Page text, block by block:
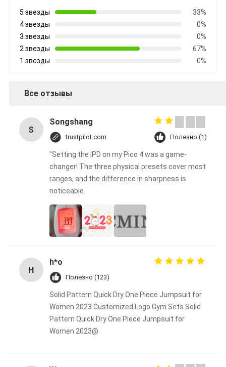
5 звезды
33%
4 звезды
0%
3 звезды
0%
2 звезды
67%
1 звезды
0%
Все отзывы
S
Songshang
trustpilot.com Полезно (1)
"Setting the IPD on my Pico 4 was a game-
changer! The three physical presets cover most
ranges, and the difference in sharpness is
noticeable.
H
h*o
Полезно (123)
Solid Pattern Quick Dry One Piece Jumpsuit for
Women 2023 Customized Logo Gym Sets Solid
Pattern Quick Dry One Piece Jumpsuit for
Women 2023@